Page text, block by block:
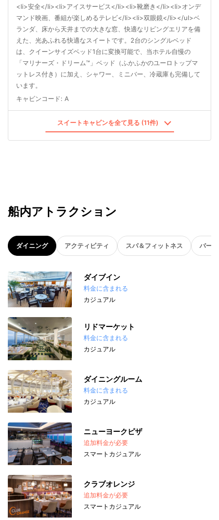
<li>安全</li><li>アイスサービス</li><li>靴磨き</li><li>オンデ
マンド映画、番組が楽しめるテレビ</li><li>双眼鏡</li></ul>ベ
ランダ、床から天井までの大きな窓、快適なリビングエリアを備
えた、光あふれる快適なスイートです。2台のシングルベッド
は、クイーンサイズベッド1台に変換可能で、当ホテル自慢の
「マリナーズ・ドリーム™」ベッド（ふかふかのユーロトップマ
ットレス付き）に加え、シャワー、ミニバー、冷蔵庫も完備して
います。
キャビンコード: A
スイートキャビンを全て見る (11件)
船内アトラクション
ダイニング アクティビティ スパ＆フィットネス バー
ダイブイン
料金に含まれる
カジュアル
リドマーケット
料金に含まれる
カジュアル
ダイニングルーム
料金に含まれる
カジュアル
ニューヨークピザ
追加料金が必要
スマートカジュアル
クラブオレンジ
追加料金が必要
スマートカジュアル